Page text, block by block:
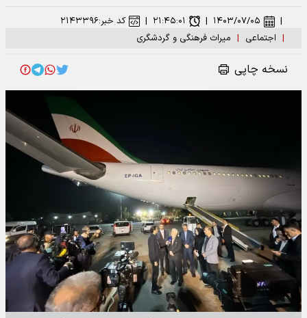
| اجتماعی | میراث فرهنگی و گردشگری
| ۱۴۰۳/۰۷/۰۵ | ۲۱:۴۵:۰۱ | کد خبر:۲۱۴۳۳۹۶
نسخه چاپی